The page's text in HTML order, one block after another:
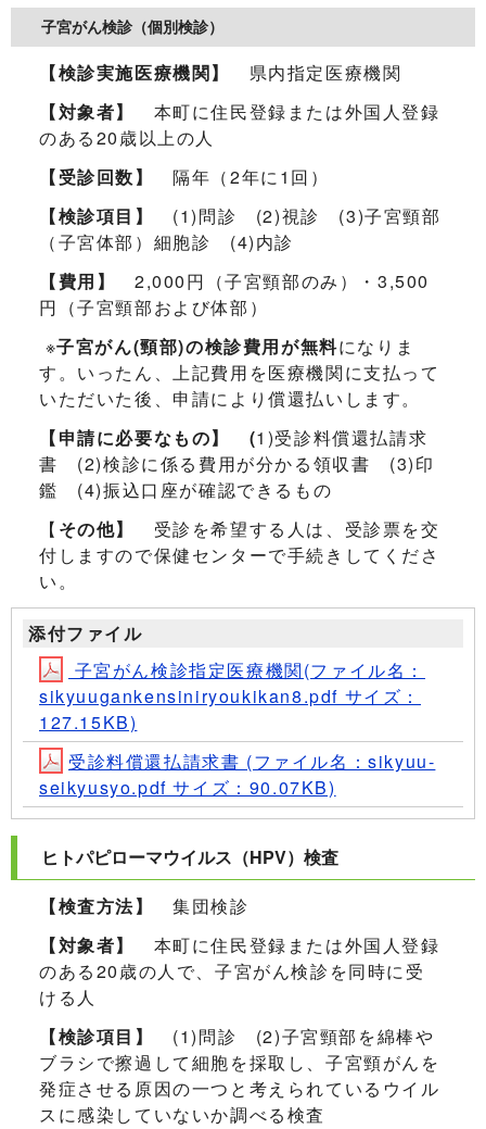
子宮がん検診（個別検診）
【検診実施医療機関】
県内指定医療機関
【対象者】
本町に住民登録または外国人登録
のある20歳以上の人
【受診回数】
隔年（2年に1回）
【検診項目】
(1)問診 (2)視診 (3)子宮頸部
（子宮体部）細胞診 (4)内診
【費用】
2,000円（子宮頸部のみ）・3,500
円（子宮頸部および体部）
※子宮がん(頸部)の検診費用が無料になりま
す。いったん、上記費用を医療機関に支払って
いただいた後、申請により償還払いします。
【申請に必要なもの】 (1)受診料償還払請求
書 (2)検診に係る費用が分かる領収書 (3)印
鑑 (4)振込口座が確認できるもの
【 その他】
受診を希望する人は、受診票を交
付しますので保健センターで手続きしてくださ
い。
添付ファイル
子宮がん検診指定医療機関(ファイル名：
sikyuugankensiniryoukikan8.pdf サイズ：
127.15KB)
受診料償還払請求書 (ファイル名：sikyuu-
seikyusyo.pdf サイズ：90.07KB)
ヒトパピローマウイルス（HPV）検査
【検査方法】
集団検診
【対象者】
本町に住民登録または外国人登録
のある20歳の人で、子宮がん検診を同時に受
ける人
【検診項目】
(1)問診 (2)子宮頸部を綿棒や
ブラシで擦過して細胞を採取し、子宮頸がんを
発症させる原因の一つと考えられているウイル
スに感染していないか調べる検査